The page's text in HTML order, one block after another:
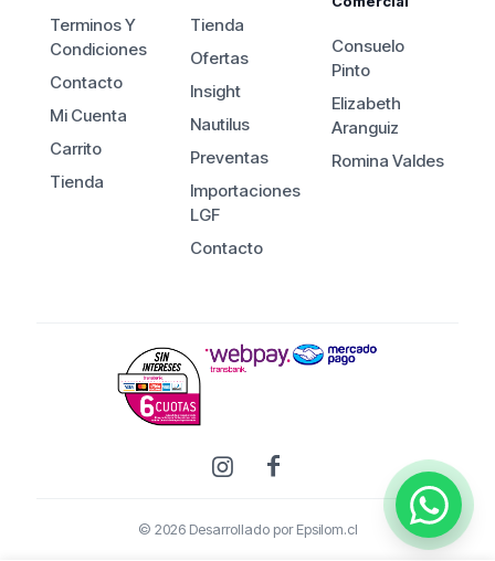
Terminos Y
Condiciones
Contacto
Mi Cuenta
Carrito
Tienda
Tienda
Ofertas
Insight
Nautilus
Preventas
Importaciones
LGF
Contacto
Consuelo
Pinto
Elizabeth
Aranguiz
Romina Valdes
© 2026 Desarrollado porEpsilom.cl